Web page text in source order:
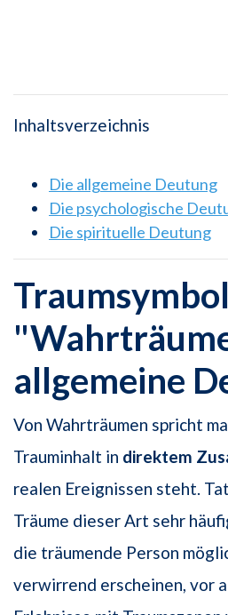
Inhaltsverzeichnis
Die allgemeine Deutung
Die psychologische
Die spirituelle Deutung
Traumsymbol
allgemeine
Von Wahrträumen spricht
Trauminhalt in direktem
realen Ereignissen steht.
Träume dieser Art sehr
die träumende Person
verwirrend erscheinen, vor